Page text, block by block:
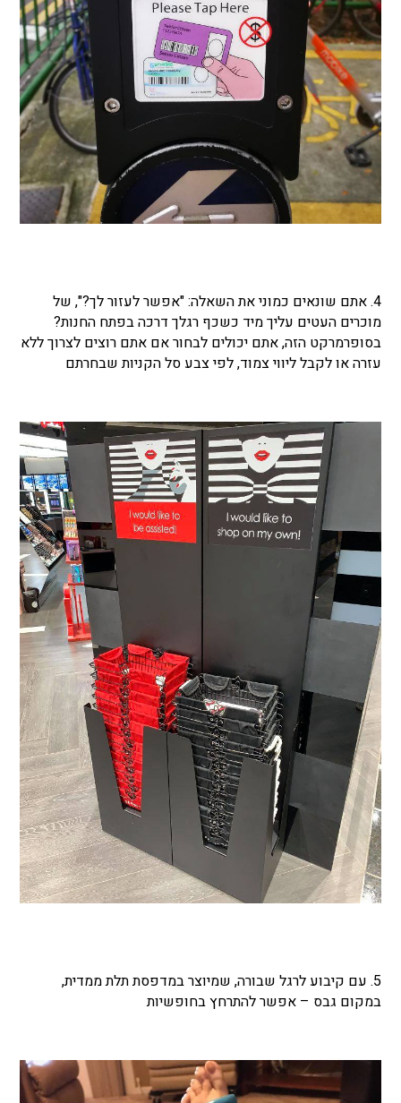
4. אתם שונאים כמוני את השאלה: "אפשר לעזור לך?", של
מוכרים העטים עליך מיד כשכף רגלך דרכה בפתח החנות?
בסופרמרקט הזה, אתם יכולים לבחור אם אתם רוצים לצרוך ללא
עזרה או לקבל ליווי צמוד, לפי צבע סל הקניות שבחרתם
5. עם קיבוע לרגל שבורה, שמיוצר במדפסת תלת ממדית,
במקום גבס – אפשר להתרחץ בחופשיות